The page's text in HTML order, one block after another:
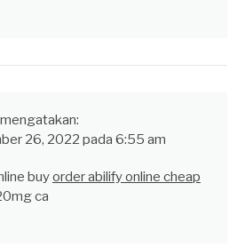
mengatakan:
26, 2022 pada 6:55 am
buyorder abilify online cheap
ca